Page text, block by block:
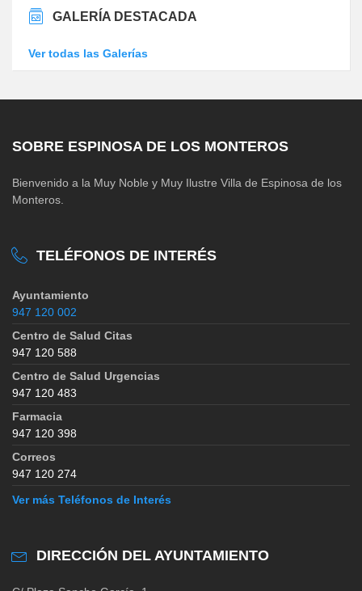
GALERÍA DESTACADA
Ver todas las Galerías
SOBRE ESPINOSA DE LOS MONTEROS
Bienvenido a la Muy Noble y Muy Ilustre Villa de Espinosa de los
Monteros.
TELÉFONOS DE INTERÉS
Ayuntamiento
947 120 002
Centro de Salud Citas
947 120 588
Centro de Salud Urgencias
947 120 483
Farmacia
947 120 398
Correos
947 120 274
Ver más Teléfonos de Interés
DIRECCIÓN DEL AYUNTAMIENTO